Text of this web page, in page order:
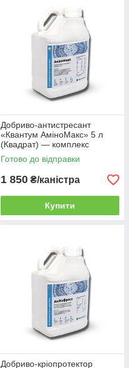
Добриво-антистресант
«Квантум АміноМакс» 5 л
(Квадрат) — комплекс
амінокислот від посухи та
стресів
Готово до відправки
1 850 ₴/каністра
Купити
Добриво-кріопротектор